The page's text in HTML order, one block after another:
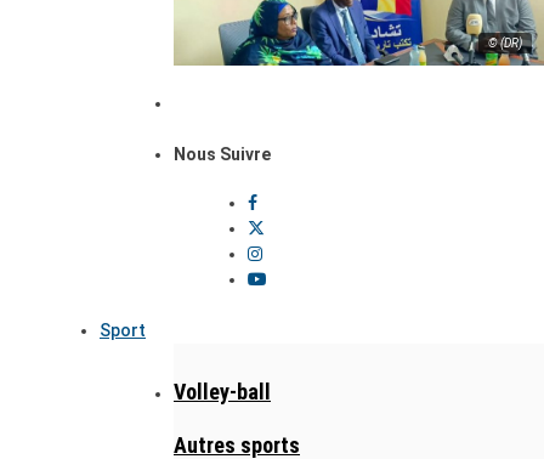
© (DR)
Nous Suivre
Sport
Volley-ball
Autres sports